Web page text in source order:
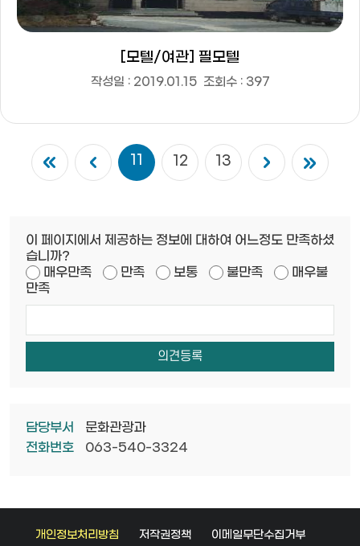
[모텔/여관] 필모텔
작성일 : 2019.01.15 조회수 : 397
11 12 13
이 페이지에서 제공하는 정보에 대하여 어느정도 만족하셨
습니까?
매우만족
만족 보통 불만족
매우불
만족
담당부서
문화관광과
전화번호
063-540-3324
개인정보처리방침 저작권정책 이메일무단수집거부